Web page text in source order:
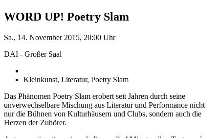
WORD UP! Poetry Slam
Sa., 14. November 2015, 20:00 Uhr
DAI - Großer Saal
Kleinkunst, Literatur, Poetry Slam
Das Phänomen Poetry Slam erobert seit Jahren durch seine
unverwechselbare Mischung aus Literatur und Performance nicht
nur die Bühnen von Kulturhäusern und Clubs, sondern auch die
Herzen der Zuhörer.